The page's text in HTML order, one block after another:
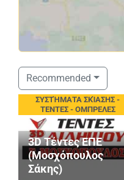
Recommended
ΣΥΣΤΉΜΑΤΑ ΣΚΊΑΣΗΣ -
ΤΕΝΤΕΣ - ΟΜΠΡΕΛΕΣ
3D Τέντες ΕΠΕ
(Μοσχόπουλος
Σάκης)